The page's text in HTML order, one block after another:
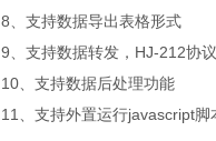
8、支持数据导出表格形式
9、支持数据转发，HJ-212协
10、支持数据后处理功能
11、支持外置运行javascript脚